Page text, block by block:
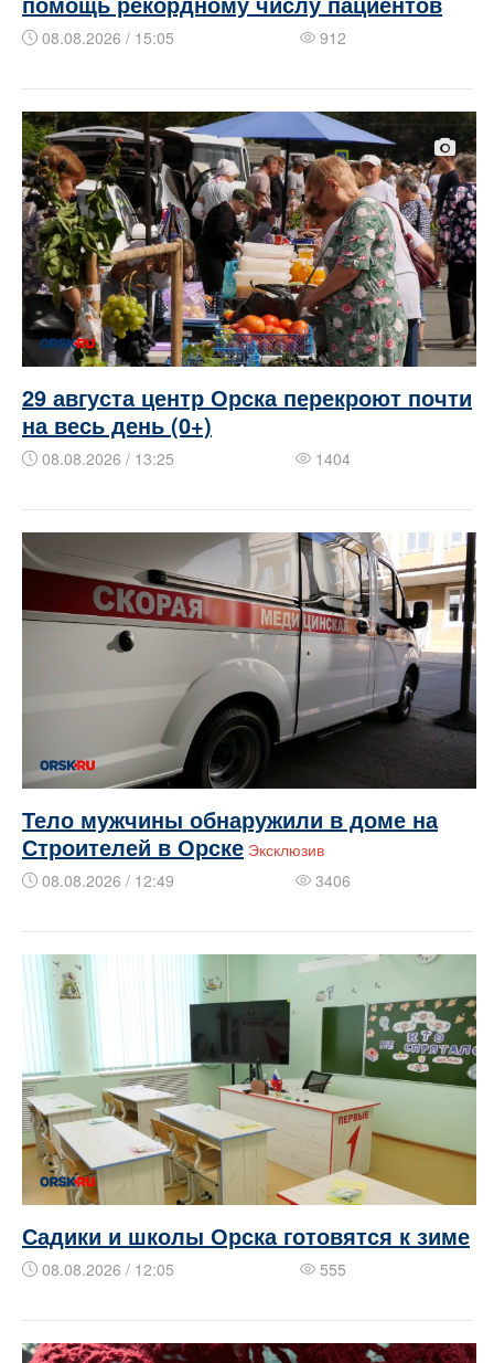
08.08.2026 / 15:05 912
29 августа центр Орска перекроют почти
на весь день (0+)
08.08.2026 / 13:25 1404
Тело мужчины обнаружили в доме на
Строителей в Орске Эксклюзив
08.08.2026 / 12:49
3406
Садики и школы Орска готовятся к зиме
08.08.2026 / 12:05 555